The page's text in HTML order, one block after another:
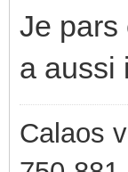
Je pars
a aussi
Calaos